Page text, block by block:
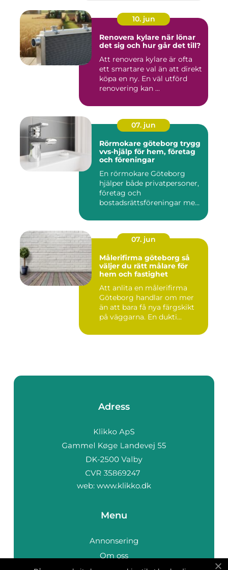
10. jun
Renovera kylare när lönar
det sig och hur går det till?
Att renovera kylare är ofta
ett smartare val än att direkt
köpa en ny. En väl utförd
renovering kan ...
07. jun
Rörmokare göteborg trygg
vvs-hjälp för hem, företag
och föreningar
En rörmokare Göteborg
hjälper både privatpersoner,
företag och
bostadsrättsföreningar med
07. jun
Målerifirma göteborg så
väljer du rätt målare för
hem och fastighet
Att anlita en målerifirma
Göteborg handlar om mer
än att bara få nya färgskikt
på väggarna. En dukti...
Adress
web: www.klikko.dk
Menu
Annonsering
Om oss